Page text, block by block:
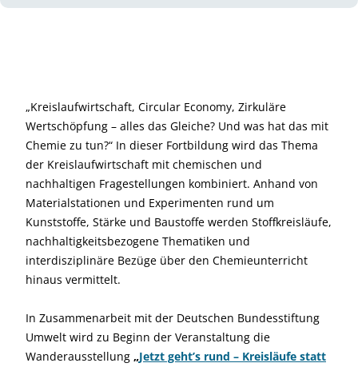
„Kreislaufwirtschaft, Circular Economy, Zirkuläre
Wertschöpfung – alles das Gleiche? Und was hat das mit
Chemie zu tun?“ In dieser Fortbildung wird das Thema
der Kreislaufwirtschaft mit chemischen und
nachhaltigen Fragestellungen kombiniert. Anhand von
Materialstationen und Experimenten rund um
Kunststoffe, Stärke und Baustoffe werden Stoffkreisläufe,
nachhaltigkeitsbezogene Thematiken und
interdisziplinäre Bezüge über den Chemieunterricht
hinaus vermittelt.
In Zusammenarbeit mit der Deutschen Bundesstiftung
Umwelt wird zu Beginn der Veranstaltung die
Wanderausstellung „Jetzt geht’s rund – Kreisläufe statt